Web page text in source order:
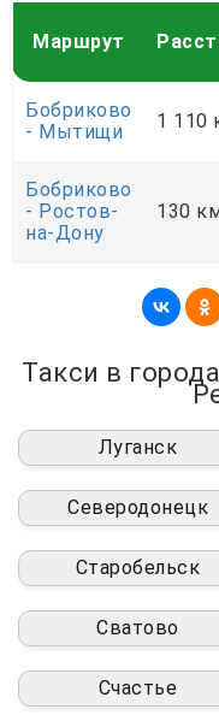
Маршрут
Бобриково
- Мытищи
1 110
Бобриково
- Ростов-
на-Дону
130
Такси в
Луганск
Северодонецк
Старобельск
Сватово
Счастье